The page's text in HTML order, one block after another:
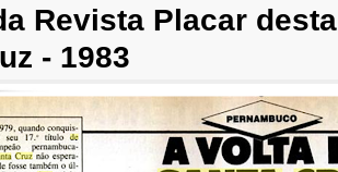
Revista Placar
- 1983